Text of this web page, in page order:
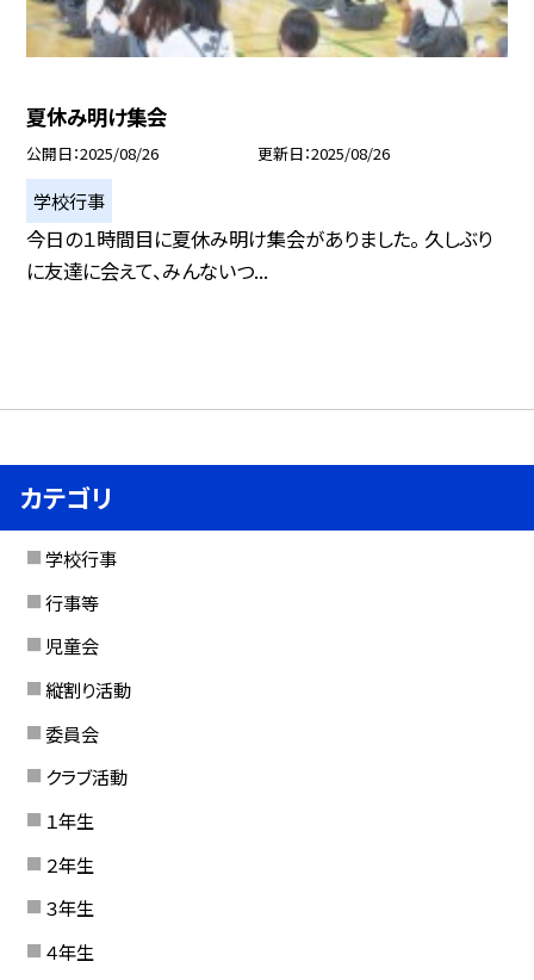
夏休み明け集会
公開日 2025/08/26 更新日 2025/08/26
学校行事
今日の１時間目に夏休み明け集会がありました。 久しぶり
に友達に会えて、みんないつ...
カテゴリ
学校行事
行事等
児童会
縦割り活動
委員会
クラブ活動
１年生
２年生
３年生
４年生